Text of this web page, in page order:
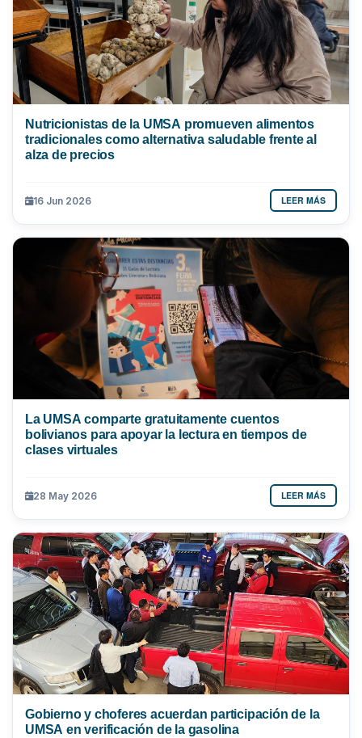
Nutricionistas de la UMSA promueven alimentos
tradicionales como alternativa saludable frente al
alza de precios
16 Jun 2026 LEER MÁS
La UMSA comparte gratuitamente cuentos
bolivianos para apoyar la lectura en tiempos de
clases virtuales
28 May 2026 LEER MÁS
Gobierno y choferes acuerdan participación de la
UMSA en verificación de la gasolina